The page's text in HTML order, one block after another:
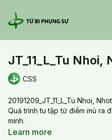
JT_11_L_Tu
CSS
20191209_JT_11_L_Tu Nhoi,
Quá trình tu tập từ điểm mù ra
minh.
The cultivation process from
Learn more